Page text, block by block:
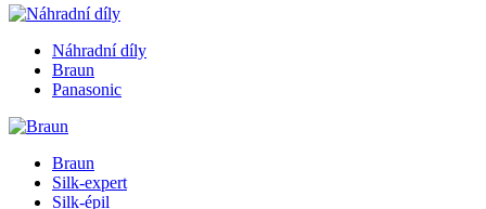
Náhradní díly
Braun
Panasonic
Braun
Silk-expert
Silk-épil